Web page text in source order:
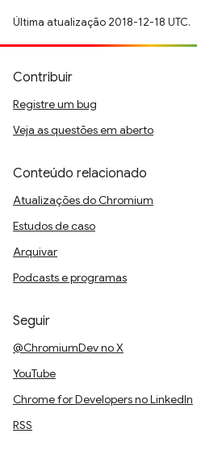
Última atualização 2018-12-18 UTC.
Contribuir
Registre um bug
Veja as questões em aberto
Conteúdo relacionado
Atualizações do Chromium
Estudos de caso
Arquivar
Podcasts e programas
Seguir
@ChromiumDev no X
YouTube
Chrome for Developers no LinkedIn
RSS